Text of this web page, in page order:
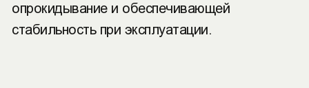
опрокидывание и обеспечивающей
стабильность при эксплуатации.